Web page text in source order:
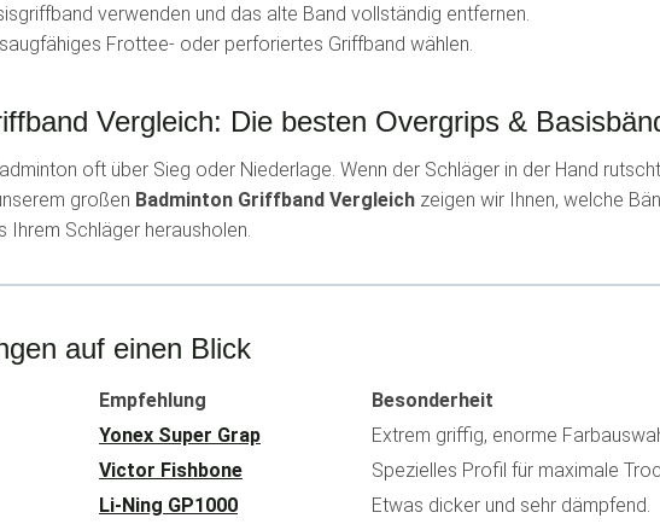
verwenden und das alte Band vollständig entfernen.
saugfähiges Frottee- oder perforiertes Griffband wählen.
Vergleich: Die besten Overgrips &
oft über Sieg oder Niederlage. Wenn der Schläger in der Hand
großen Badminton Griffband Vergleich zeigen wir Ihnen, welche
Schläger herausholen.
auf einen Blick
Empfehlung
Besonderheit
Yonex Super Grap
Extrem griffig, enorme
Victor Fishbone
Spezielles Profil für maximale
Li-Ning GP1000
Etwas dicker und sehr dämpfend.